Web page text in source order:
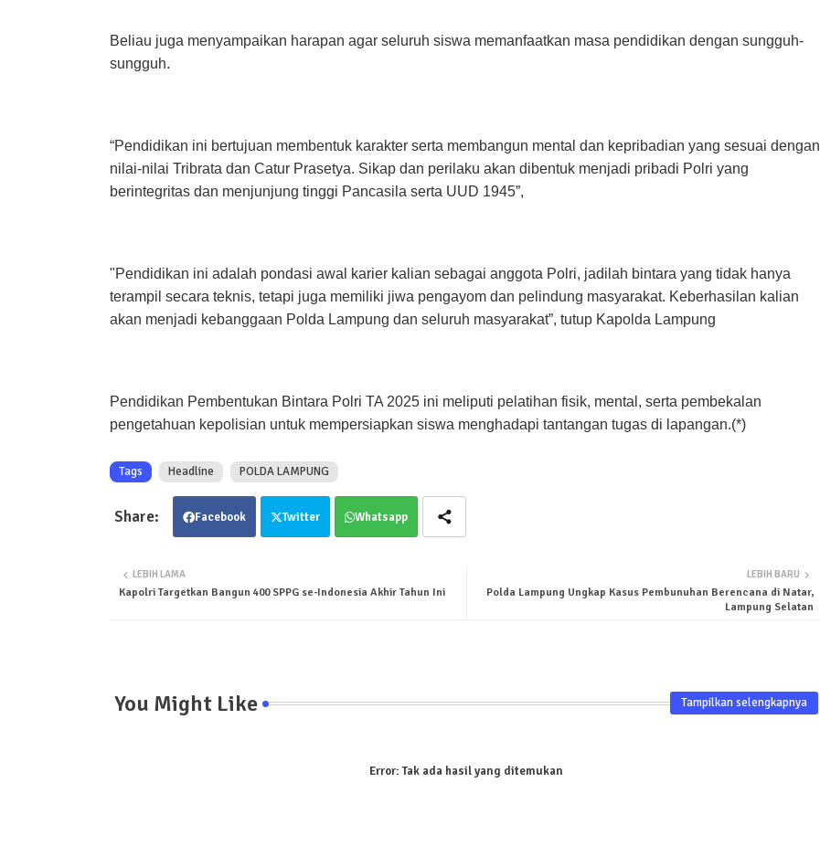
Beliau juga menyampaikan harapan agar seluruh siswa memanfaatkan masa pendidikan dengan sungguh-
sungguh.
“Pendidikan ini bertujuan membentuk karakter serta membangun mental dan kepribadian yang sesuai dengan
nilai-nilai Tribrata dan Catur Prasetya. Sikap dan perilaku akan dibentuk menjadi pribadi Polri yang
berintegritas dan menjunjung tinggi Pancasila serta UUD 1945”,
"Pendidikan ini adalah pondasi awal karier kalian sebagai anggota Polri, jadilah bintara yang tidak hanya
terampil secara teknis, tetapi juga memiliki jiwa pengayom dan pelindung masyarakat. Keberhasilan kalian
akan menjadi kebanggaan Polda Lampung dan seluruh masyarakat”, tutup Kapolda Lampung
Pendidikan Pembentukan Bintara Polri TA 2025 ini meliputi pelatihan fisik, mental, serta pembekalan
pengetahuan kepolisian untuk mempersiapkan siswa menghadapi tantangan tugas di lapangan.(*)
Tags Headline POLDA LAMPUNG
Facebook Twitter Whatsapp
LEBIH BARU
Polda Lampung Ungkap Kasus Pembunuhan Berencana di Natar,
Lampung Selatan
LEBIH LAMA
Kapolri Targetkan Bangun 400 SPPG se-Indonesia Akhir Tahun Ini
You Might Like Tampilkan selengkapnya
Error:Tak ada hasil yang ditemukan